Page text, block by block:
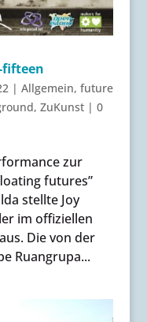
fifteen
| Allgemein, future
, ZuKunst| 0
zur
futures”
stellte Joy
im offiziellen
Die von der
Ruangrupa...